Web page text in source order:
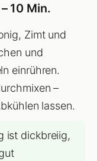
10 Min.
Zimt und
und
einrühren.
–
lassen.
ist dickbreiig,